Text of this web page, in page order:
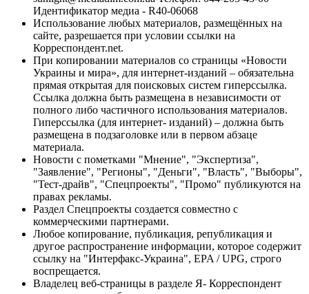
Идентификатор медиа - R40-06068
Использование любых материалов, размещённых на
сайте, разрешается при условии ссылки на
Корреспондент.net.
При копировании материалов со страницы «Новости
Украины и мира», для интернет-изданий – обязательна
прямая открытая для поисковых систем гиперссылка.
Ссылка должна быть размещена в независимости от
полного либо частичного использования материалов.
Гиперссылка (для интернет- изданий) – должна быть
размещена в подзаголовке или в первом абзаце
материала.
Новости с пометками "Мнение", "Экспертиза",
"Заявление", "Регионы", "Деньги", "Власть", "Выборы",
"Тест-драйв", "Спецпроекты", "Промо" публикуются на
правах рекламы.
Раздел Спецпроекты создается совместно с
коммерческими партнерами.
Любое копирование, публикация, републикация и
другое распространение информации, которое содержит
ссылку на "Интерфакс-Украина", EPA / UPG, строго
воспрещается.
Владелец веб-страницы в разделе Я- Корреспондент